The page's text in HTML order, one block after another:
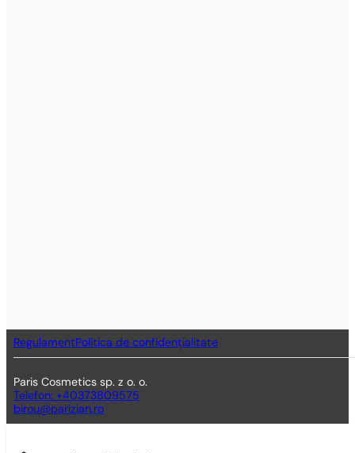
RegulamentPolitica de confidențialitate
Paris Cosmetics sp. z o. o.
Telefon: +40373809575
birou@parizian.ro